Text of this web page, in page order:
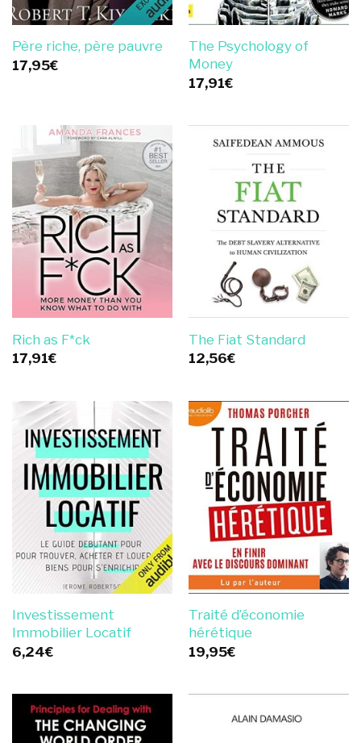
Père riche, père pauvre
17,95€
The Psychology of
Money
17,91€
Rich as F*ck
17,91€
The Fiat Standard
12,56€
Investissement
Immobilier Locatif
6,24€
Traité d’économie
hérétique
19,95€